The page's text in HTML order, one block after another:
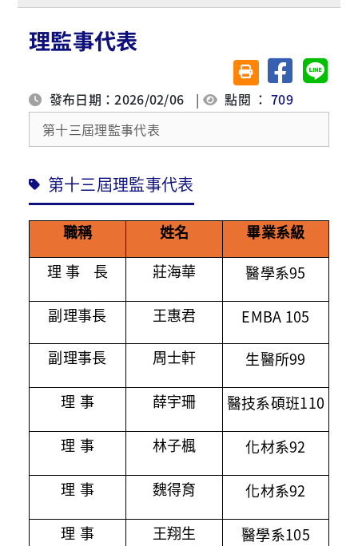
理監事代表
友善列印(另開視窗)
分享至臉書分享
發布日期：2026/02/06 | 點閱 ：709
第十三屆理監事代表
第十三屆理監事代表
職稱 姓名 畢業系級
理 事 長 莊海華 醫學系95
副理事長 王惠君 EMBA 105
副理事長 周士軒 生醫所99
理 事 薛宇珊 醫技系碩班110
理 事 林子楓 化材系92
理 事 魏得育 化材系92
理 事 王翔生 醫學系105